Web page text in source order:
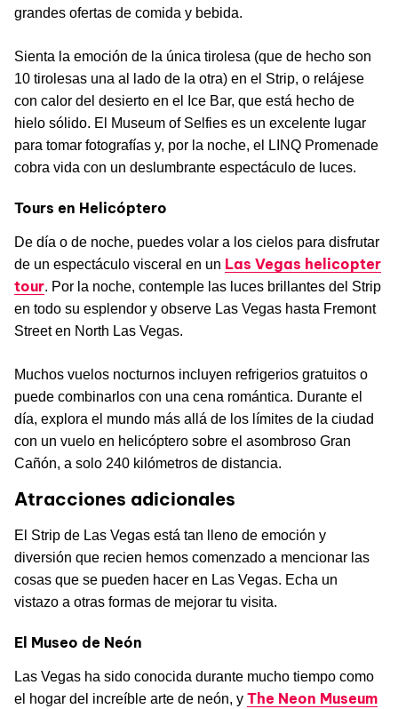
grandes ofertas de comida y bebida.
Sienta la emoción de la única tirolesa (que de hecho son
10 tirolesas una al lado de la otra) en el Strip, o relájese
con calor del desierto en el Ice Bar, que está hecho de
hielo sólido. El Museum of Selfies es un excelente lugar
para tomar fotografías y, por la noche, el LINQ Promenade
cobra vida con un deslumbrante espectáculo de luces.
Tours en Helicóptero
De día o de noche, puedes volar a los cielos para disfrutar
de un espectáculo visceral en un Las Vegas helicopter
tour. Por la noche, contemple las luces brillantes del Strip
en todo su esplendor y observe Las Vegas hasta Fremont
Street en North Las Vegas.
Muchos vuelos nocturnos incluyen refrigerios gratuitos o
puede combinarlos con una cena romántica. Durante el
día, explora el mundo más allá de los límites de la ciudad
con un vuelo en helicóptero sobre el asombroso Gran
Cañón, a solo 240 kilómetros de distancia.
Atracciones adicionales
El Strip de Las Vegas está tan lleno de emoción y
diversión que recien hemos comenzado a mencionar las
cosas que se pueden hacer en Las Vegas. Echa un
vistazo a otras formas de mejorar tu visita.
El Museo de Neón
Las Vegas ha sido conocida durante mucho tiempo como
el hogar del increíble arte de neón, y The Neon Museum